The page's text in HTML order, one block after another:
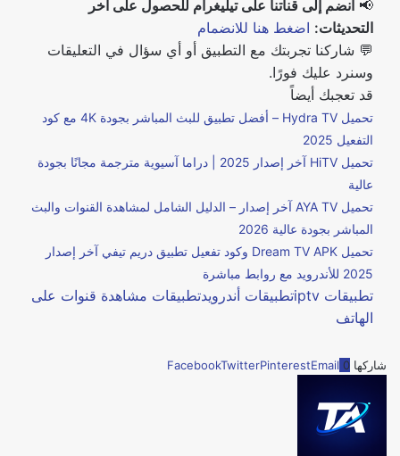
📢 انضم إلى قناتنا على تيليغرام للحصول على آخر
التحديثات: اضغط هنا للانضمام
💬 شاركنا تجربتك مع التطبيق أو أي سؤال في التعليقات
وسنرد عليك فورًا.
قد تعجبك أيضاً
تحميل Hydra TV – أفضل تطبيق للبث المباشر بجودة 4K مع كود
التفعيل 2025
تحميل HiTV آخر إصدار 2025 | دراما آسيوية مترجمة مجانًا بجودة
عالية
تحميل AYA TV آخر إصدار – الدليل الشامل لمشاهدة القنوات والبث
المباشر بجودة عالية 2026
تحميل Dream TV APK وكود تفعيل تطبيق دريم تيفي آخر إصدار
2025 للأندرويد مع روابط مباشرة
تطبيقات iptv تطبيقات أندرويدتطبيقات مشاهدة قنوات على
الهاتف
شاركها 0
FacebookTwitterPinterestEmail